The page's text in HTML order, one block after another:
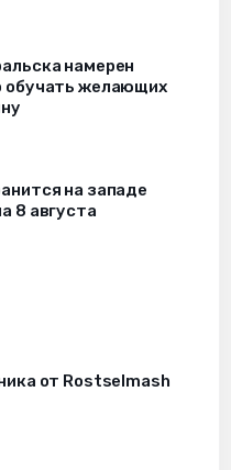
намерен
обучать желающих
на западе
8 августа
от Rostselmash